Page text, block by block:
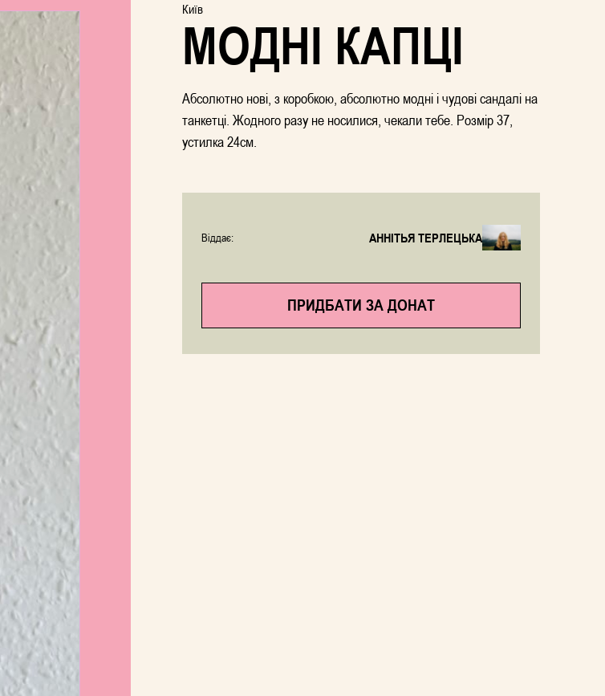
Київ
МОДНІ КАПЦІ
Абсолютно нові, з коробкою, абсолютно модні і чудові сандалі на
танкетці. Жодного разу не носилися, чекали тебе. Розмір 37,
устилка 24см.
Віддає: АННІТЬЯ ТЕРЛЕЦЬКА
ПРИДБАТИ ЗА ДОНАТ